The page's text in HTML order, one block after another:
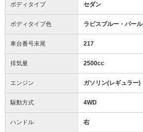
ボディタイプ セダン
ボディタイプ色 ラピスブルー・パール
車台番号末尾 217
排気量 2500cc
エンジン ガソリン(レギュラー)
駆動方式 4WD
ハンドル 右